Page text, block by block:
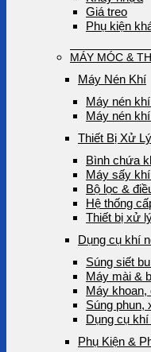
Giá treo
Phụ kiện
MÁY MÓC &
Máy Nén Khí
Máy nén
Máy nén
Thiết Bị Xử
Bình chứa
Máy sấy
Bộ lọc &
Hệ thống
Thiết bị xử
Dụng cụ khí
Súng siết
Máy mài &
Máy khoan,
Súng phun,
Dụng cụ
Phụ Kiện &